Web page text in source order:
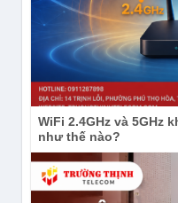
WiFi 2.4GHz và 5GHz
như thế nào?